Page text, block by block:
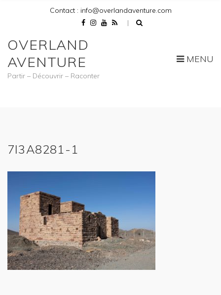
Contact : info@overlandaventure.com
OVERLAND
AVENTURE
Partir – Découvrir – Raconter
MENU
7I3A8281-1